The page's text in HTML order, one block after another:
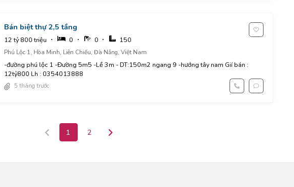
Bán biệt thự 2,5 tầng
12 tỷ 800 triệu 0 0 150
Phú Lộc 1, Hòa Minh, Liên Chiểu, Đà Nẵng, Việt Nam
-đường phú lộc 1 -Đường 5m5 -Lề 3m - DT:150m2 ngang 9 -hướng tây nam Gií bán :
12tỷ800 Lh : 0354013888
5 tháng trước
1 2